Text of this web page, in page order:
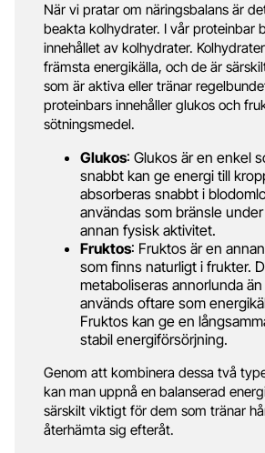
När vi pratar om näringsbalans är
beakta kolhydrater. I vår proteinbar
innehållet av kolhydrater.
främsta energikälla, och de är
som är aktiva eller tränar
proteinbars innehåller glukos och
sötningsmedel.
Glukos: Glukos är en enkel
snabbt kan ge energi till
absorberas snabbt i
användas som bränsle
annan fysisk aktivitet.
Fruktos: Fruktos är en
som finns naturligt i frukter.
metaboliseras annorlunda
används oftare som
Fruktos kan ge en
stabil energiförsörjning.
Genom att kombinera dessa två
kan man uppnå en balanserad
särskilt viktigt för dem som tränar
återhämta sig efteråt.